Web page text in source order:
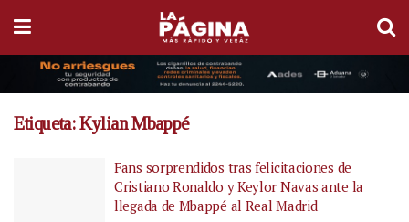
Etiqueta:Kylian Mbappé
Fans sorprendidos tras felicitaciones de
Cristiano Ronaldo y Keylor Navas ante la
llegada de Mbappé al Real Madrid